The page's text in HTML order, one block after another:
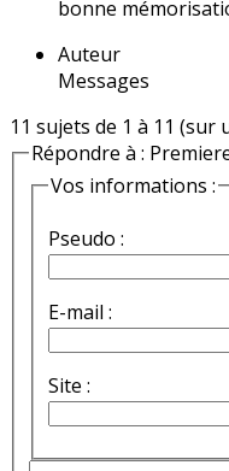
bonne
Auteur
Messages
11 sujets de 1 à 11 (sur
Répondre à :
Vos informations :
Pseudo :
E-mail :
Site :